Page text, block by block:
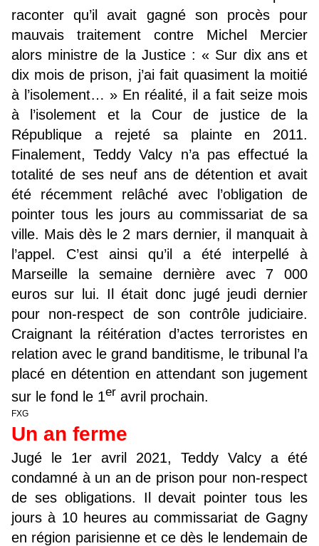
raconter qu’il avait gagné son procès pour
mauvais traitement contre Michel Mercier
alors ministre de la Justice : « Sur dix ans et
dix mois de prison, j’ai fait quasiment la moitié
à l’isolement… » En réalité, il a fait seize mois
à l’isolement et la Cour de justice de la
République a rejeté sa plainte en 2011.
Finalement, Teddy Valcy n’a pas effectué la
totalité de ses neuf ans de détention et avait
été récemment relâché avec l’obligation de
pointer tous les jours au commissariat de sa
ville. Mais dès le 2 mars dernier, il manquait à
l’appel. C’est ainsi qu’il a été interpellé à
Marseille la semaine dernière avec 7 000
euros sur lui. Il était donc jugé jeudi dernier
pour non-respect de son contrôle judiciaire.
Craignant la réitération d’actes terroristes en
relation avec le grand banditisme, le tribunal l’a
placé en détention en attendant son jugement
sur le fond le 1er avril prochain.
FXG
Un an ferme
Jugé le 1er avril 2021, Teddy Valcy a été
condamné à un an de prison pour non-respect
de ses obligations. Il devait pointer tous les
jours à 10 heures au commissariat de Gagny
en région parisienne et ce dès le lendemain de